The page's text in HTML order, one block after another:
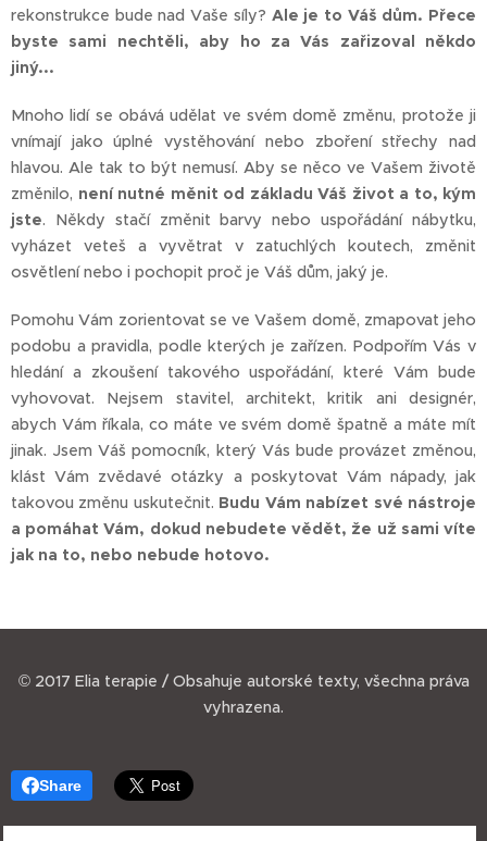
rekonstrukce bude nad Vaše síly? Ale je to Váš dům. Přece
byste sami nechtěli, aby ho za Vás zařizoval někdo
jiný...
Mnoho lidí se obává udělat ve svém domě změnu, protože ji
vnímají jako úplné vystěhování nebo zboření střechy nad
hlavou. Ale tak to být nemusí. Aby se něco ve Vašem životě
změnilo, není nutné měnit od základu Váš život a to, kým
jste. Někdy stačí změnit barvy nebo uspořádání nábytku,
vyházet veteš a vyvětrat v zatuchlých koutech, změnit
osvětlení nebo i pochopit proč je Váš dům, jaký je.
Pomohu Vám zorientovat se ve Vašem domě, zmapovat jeho
podobu a pravidla, podle kterých je zařízen. Podpořím Vás v
hledání a zkoušení takového uspořádání, které Vám bude
vyhovovat. Nejsem stavitel, architekt, kritik ani designér,
abych Vám říkala, co máte ve svém domě špatně a máte mít
jinak. Jsem Váš pomocník, který Vás bude provázet změnou,
klást Vám zvědavé otázky a poskytovat Vám nápady, jak
takovou změnu uskutečnit. Budu Vám nabízet své nástroje
a pomáhat Vám, dokud nebudete vědět, že už sami víte
jak na to, nebo nebude hotovo.
© 2017 Elia terapie / Obsahuje autorské texty, všechna práva
vyhrazena.
Share